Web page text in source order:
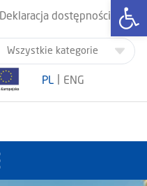
Deklaracja dostępności
PL ENG